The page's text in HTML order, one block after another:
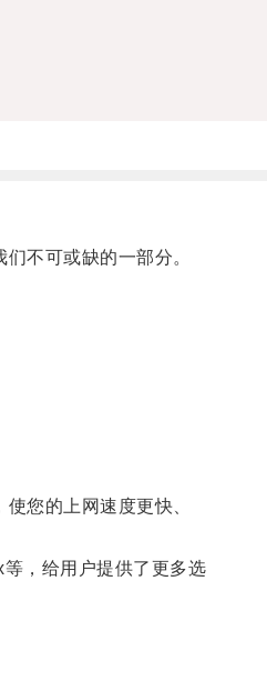
不可或缺的一部分。
您的上网速度更快、
，给用户提供了更多选